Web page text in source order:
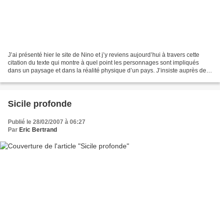
J’ai présenté hier le site de Nino et j’y reviens aujourd’hui à travers cette
citation du texte qui montre à quel point les personnages sont impliqués
dans un paysage et dans la réalité physique d’un pays. J’insiste auprès des
Sicile profonde
Publié le 28/02/2007 à 06:27
Par Eric Bertrand